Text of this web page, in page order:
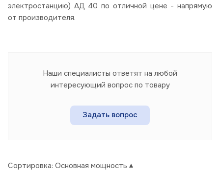
электростанцию) АД 40 по отличной цене - напрямую
от производителя.
Наши специалисты ответят на любой
интересующий вопрос по товару
Задать вопрос
Сортировка: Основная мощность